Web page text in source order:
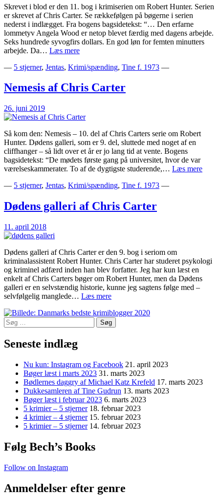
Skrevet i blod er den 11. bog i krimiserien om Robert Hunter. Serien
er skrevet af Chris Carter. Se rækkefølgen på bøgerne i serien
nederst i indlægget. Fra bogens bagsidetekst: “… Den erfarne
lommetyv Angela Wood er netop blevet færdig med dagens arbejde.
Seks hundrede syvogfirs dollars. En god løn for femten minutters
arbejde. Da… Læs mereSkrevet
blod
Chris
Carter
— 5 stjerner, Jentas, Krimi/spænding, Tine f. 1973 —
Nemesis af Chris Carter
26. juni 2019
Så kom den: Nemesis – 10. del af Chris Carters serie om Robert
Hunter. Dødens galleri, som er 9. del, sluttede med noget af en
cliffhanger – så lidt over et år er jo lang tid at vente. Bogens
bagsidetekst: “De mødets første gang på universitet, hvor de var
værelseskammerater. To af de dygtigste studerende,… Læs mere
— 5 stjerner, Jentas, Krimi/spænding, Tine f. 1973 —
Dødens galleri af Chris Carter
11. april 2018
Dødens galleri af Chris Carter er den 9. bog i seriom om
kriminalassistent Robert Hunter. Chris Carter har studeret psykologi
og kriminel adfærd inden han blev forfatter. Jeg har kun læst en
enkelt af Chris Carters bøger om Robert Hunter, men da Dødens
galleri er en selvstændig historie, kunne jeg sagtens følge med –
selvfølgelig manglede… Læs mereDødens
af
Chris
Søg
efter:
Seneste indlæg
Nu kun: Instagram og Facebook 21. april 2023
Bøger læst i marts 2023 31. marts 2023
Bødlernes daggry af Michael Katz Krefeld 17. marts 2023
Dukkesamleren af Tine Gudrun 13. marts 2023
Bøger læst i februar 2023 6. marts 2023
5 krimier – 5 stjerner 18. februar 2023
4 krimier – 4 stjerner 15. februar 2023
5 krimier – 5 stjerner 14. februar 2023
Følg Bech’s Books
Follow on Instagram
Anmeldelser efter genre